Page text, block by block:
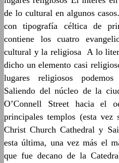
de lo cultural en algunos
con tipografía céltica de
contiene los cuatro
cultural y la religiosa A lo
dicho un elemento casi
lugares religiosos
Saliendo del núcleo de la
O’Connell Street hacia el
principales templos (esta
Christ Church Cathedral y
esta última, una vez más el
que fue decano de la